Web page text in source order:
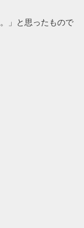
」と思ったもので